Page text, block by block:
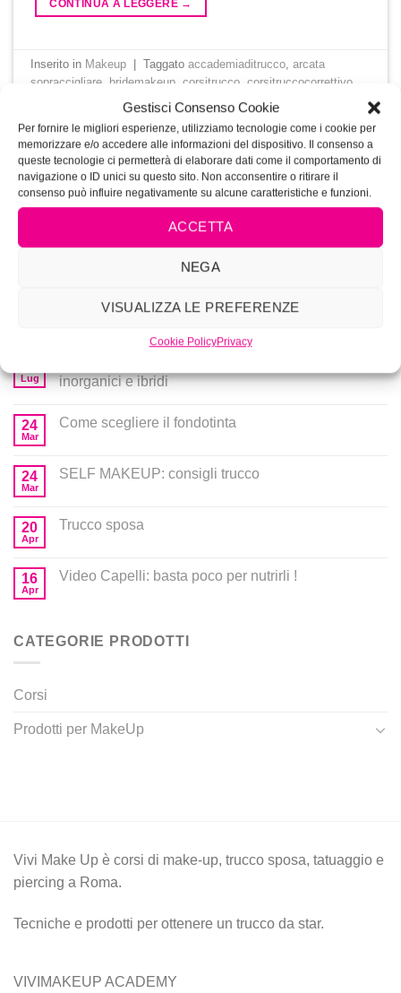
Gestisci Consenso Cookie
Per fornire le migliori esperienze, utilizziamo tecnologie come i cookie per
memorizzare e/o accedere alle informazioni del dispositivo. Il consenso a
queste tecnologie ci permetterà di elaborare dati come il comportamento di
navigazione o ID unici su questo sito. Non acconsentire o ritirare il
consenso può influire negativamente su alcune caratteristiche e funzioni.
ACCETTA
NEGA
VISUALIZZA LE PREFERENZE
Cookie PolicyPrivacy
CONTINUA A LEGGERE →
Inserito in Makeup Taggatoaccademiaditrucco,arcata
sopraccigliare bridemakeup ,corsitrucco ,corsitruccocorrettivo
,corso trucco corsotatuaggiolabbra
courses,make-up,makeup, makeupartist,makeupsposa,
Microblading, microbladingdubai , miglioricorsitrucco ombretti
pigmenti,Selfmakeup,skincare, trucco roma,trucco
Semipermanente,Truccopermanente,valorizzare se stesse,
Vivianaramassotto,vivimakeup,Vivimakeupacademy,vivistyle
POST RECENTI
Lug
inorganici e ibridi
24
Mar
Come scegliere il fondotinta
24
Mar
SELF MAKEUP: consigli trucco
20
Apr
Trucco sposa
16
Apr
Video Capelli: basta poco per nutrirli !
CATEGORIE PRODOTTI
Corsi
Prodotti per MakeUp
Vivi Make Up è corsi di make-up, trucco sposa, tatuaggio e
piercing a Roma.
Tecniche e prodotti per ottenere un trucco da star.
VIVIMAKEUP ACADEMY